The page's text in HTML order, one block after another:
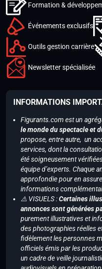
Formation &
Événements exclusifs
Outils gestion carrière
Newsletter spécialisée
INFORMATIONS
Figurants.com est un
le monde du spectacle et
propose, entre autre, un
services, dont la
été soigneusement
équipe d’experts. Chaque
approfondie pour en
informations
⚠️ VISUELS :Certaines
annonces sont générées
purement illustratives et
des photographies réelles
fidèlement les personnes
officiels émis par les
un cadre de veille